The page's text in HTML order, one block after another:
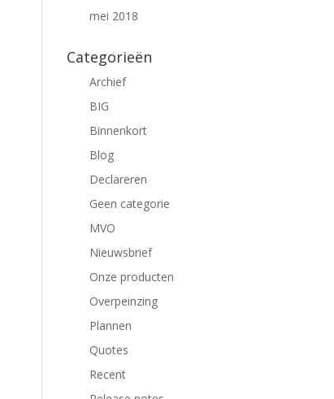
mei 2018
Categorieën
Archief
BIG
Binnenkort
Blog
Declareren
Geen categorie
MVO
Nieuwsbrief
Onze producten
Overpeinzing
Plannen
Quotes
Recent